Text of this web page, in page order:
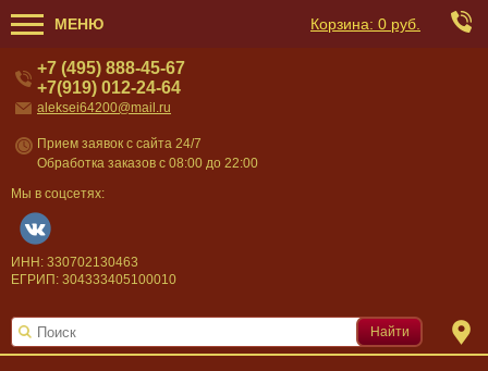
МЕНЮ Корзина: 0 руб.
+7 (495) 888-45-67
+7(919) 012-24-64
aleksei64200@mail.ru
Прием заявок с сайта 24/7
Обработка заказов с 08:00 до 22:00
Мы в соцсетях:
ИНН: 330702130463
ЕГРИП: 304333405100010
Найти